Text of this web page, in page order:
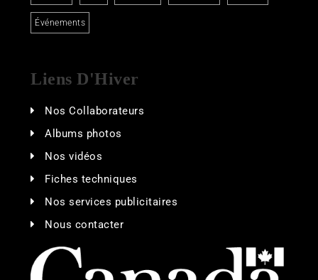
Événements
Liens D'Hiver
Nos Collaborateurs
Albums photos
Nos vidéos
Fiches techniques
Nos services publicitaires
Nous contacter